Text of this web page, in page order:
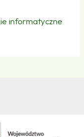
informatyczne